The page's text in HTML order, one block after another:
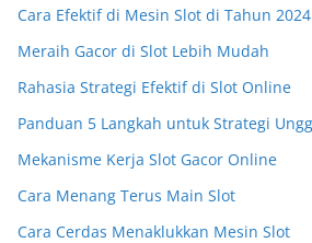
Cara Efektif di Mesin Slot di Tahun 2024
Meraih Gacor di Slot Lebih Mudah
Rahasia Strategi Efektif di Slot Online
Panduan 5 Langkah untuk Strategi
Mekanisme Kerja Slot Gacor Online
Cara Menang Terus Main Slot
Cara Cerdas Menaklukkan Mesin Slot